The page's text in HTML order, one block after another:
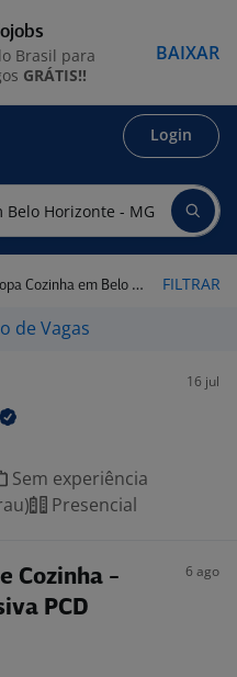
Login
em Belo Horizonte - MG FILTRAR
de Vagas
16 jul
Sem experiência
Presencial
Cozinha -
PCD
6 ago
Brasil para
GRÁTIS!!
BAIXAR